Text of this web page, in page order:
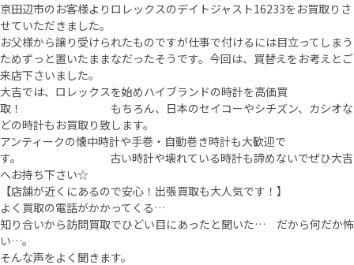
京田辺市のお客様よりロレックスのデイトジャスト16233をお買取りさ
せていただきました。
お父様から譲り受けられたものですが仕事で付けるには目立ってしまう
ためずっと置いたままなだったそうです。今回は、買替えをお考えとご
来店下さいました。
大吉では、ロレックスを始めハイブランドの時計を高価買
取！ もちろん、日本のセイコーやシチズン、カシオな
どの時計もお買取り致します。
アンティークの懐中時計や手巻・自動巻き時計も大歓迎で
す。 古い時計や壊れている時計も諦めないでぜひ大吉
へお持ち下さい☆
【店舗が近くにあるので安心！出張買取も大人気です！】
よく買取の電話がかかってくる…
知り合いから訪問買取でひどい目にあったと聞いた… だから何だか怖
い…。
そんな声をよく聞きます。